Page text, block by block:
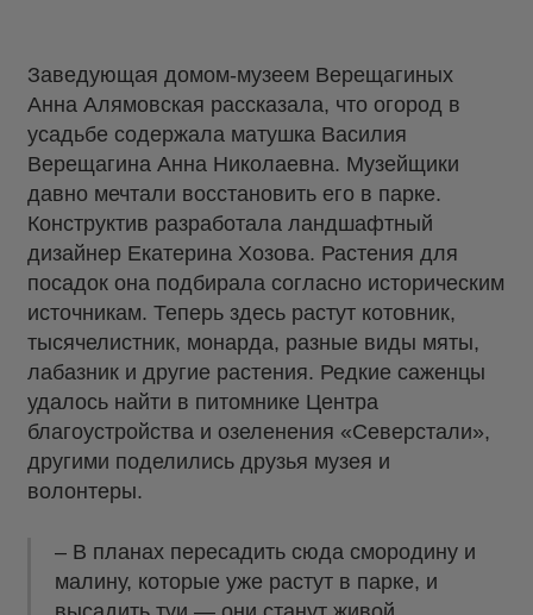
Заведующая домом-музеем Верещагиных
Анна Алямовская рассказала, что огород в
усадьбе содержала матушка Василия
Верещагина Анна Николаевна. Музейщики
давно мечтали восстановить его в парке.
Конструктив разработала ландшафтный
дизайнер Екатерина Хозова. Растения для
посадок она подбирала согласно историческим
источникам. Теперь здесь растут котовник,
тысячелистник, монарда, разные виды мяты,
лабазник и другие растения. Редкие саженцы
удалось найти в питомнике Центра
благоустройства и озеленения «Северстали»,
другими поделились друзья музея и
волонтеры.
– В планах пересадить сюда смородину и
малину, которые уже растут в парке, и